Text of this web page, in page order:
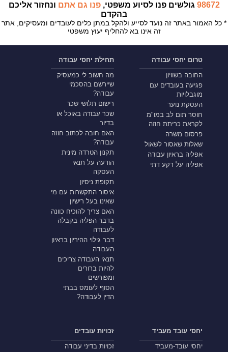
98672 גולשים פנו לסיוע משפטי,פנו גם אתם ונחזור אליכם
בהקדם
* כל האמור באתר זה נועד לסייע ולהקל במתן כלים לעובדים ומעסיקים, אתר
זה אינו בא להחליף יעוץ משפטי
טרום יחסי עבודה
החובה בשוויון
פגיעה בעובדים עם
מוגבלויות
העסקת נוער
חוסר תום לב במו"מ
לקראת כריתת חוזה
פרסום משרה
שאלות שאסור לשאול
אפליה בראיון עבודה
אפליה על רקע דתי
תחילת יחסי עבודה
מה חשוב לי כמעסיק
שיירשם בהסכמי
עבודה?
רישום תלושי שכר
שכר עבודה באוכל או
בדיור
האם חובה לכתוב חוזה
עבודה?
תקנון הטרדה מינית
הודעה על תנאי
העסקה
תקופת ניסיון
איסור התקשרות עם מי
שאינו בעל רישיון
האם צריך להוכיח כוונה
בדבר הפליה בקבלה
לעבודה
דבר גילוי ההיריון בראיון
העבודה
תנאי העבודה צריכים
להיות ברורים
ומפורשים
הסוף לעומס בבתי
הדין לעבודה?
יחסי עובד מעביד
יחסי עובד-מעביד
זכויות עובדים
זכויות בדיני עבודה